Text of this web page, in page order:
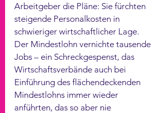
Arbeitgeber die Pläne: Sie fürchten
steigende Personalkosten in
schwieriger wirtschaftlicher Lage.
Der Mindestlohn vernichte tausende
Jobs – ein Schreckgespenst, das
Wirtschaftsverbände auch bei
Einführung des flächendeckenden
Mindestlohns immer wieder
anführten, das so aber nie